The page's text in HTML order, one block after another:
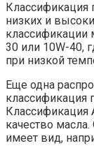
Классификация
низких и
классификации
30 или 10W-40,
при низкой
Еще одна
классификация
Классификация
качество
имеет вид,